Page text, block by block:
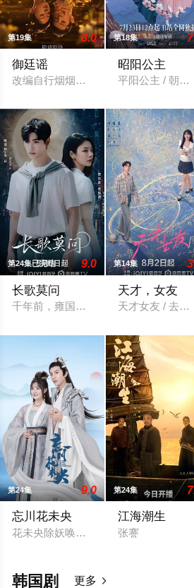
第19集 8.0
御廷谣
改编自行烟烟的同名小说。孟廷辉，
第18集
昭阳公主
平阳公主 / 朝阳
第24集已完结 9.0
长歌莫问
千年前，雍国泥塑世家楚门因进贡的“
第14集
天才，女友
天才女友 / 去有
第24集 9.0
忘川花未央
花未央除妖唤醒簪中战神百里忘川元
第24集
江海潮生
张謇
韩国剧 更多 